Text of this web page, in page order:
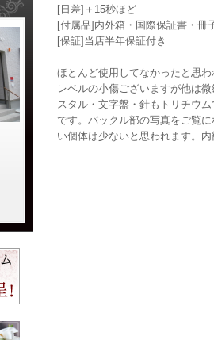
[日差]＋15秒ほど
[付属品]内外箱・国際保証書・冊
[保証]当店半年保証付き
ほとんど使用してなかったと思
レベルの小傷ございますが他は
スタル・文字盤・針もトリチウ
です。バックル部の写真をご覧
い個体は少ないと思われます。